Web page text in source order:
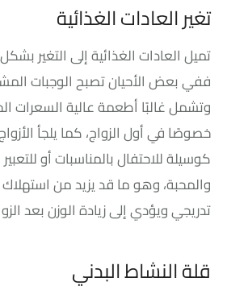
تغير العادات الغذائية
تميل العادات الغذائية إلى التغير
ففي بعض الأحيان تصبح الوجبات
وتشمل غالبًا أطعمة عالية السعرات
خصوصًا في أول الزواج، كما يلجأ
كوسيلة للاحتفال بالمناسبات أو
والمحبة، وهو ما قد يزيد من
تدريجي ويؤدي إلى زيادة الوزن بعد
قلة النشاط البدني